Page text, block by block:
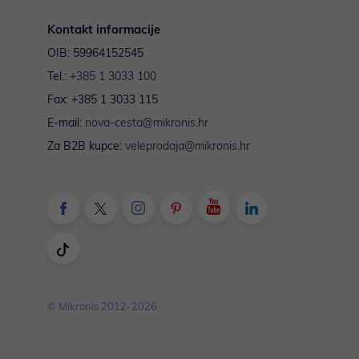
Kontakt informacije
OIB: 59964152545
Tel.: +385 1 3033 100
Fax: +385 1 3033 115
E-mail: nova-cesta@mikronis.hr
Za B2B kupce: veleprodaja@mikronis.hr
© Mikronis 2012-2026